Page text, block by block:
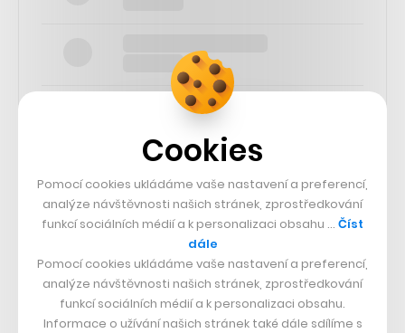
SLEDUJTE NÁS
73k
25k
Cookies
Pomocí cookies ukládáme vaše nastavení a preferencí,
analýze návštěvnosti našich stránek, zprostředkování
funkcí sociálních médií a k personalizaci obsahu … Číst
dále
Pomocí cookies ukládáme vaše nastavení a preferencí,
analýze návštěvnosti našich stránek, zprostředkování
funkcí sociálních médií a k personalizaci obsahu.
Informace o užívání našich stránek také dále sdílíme s